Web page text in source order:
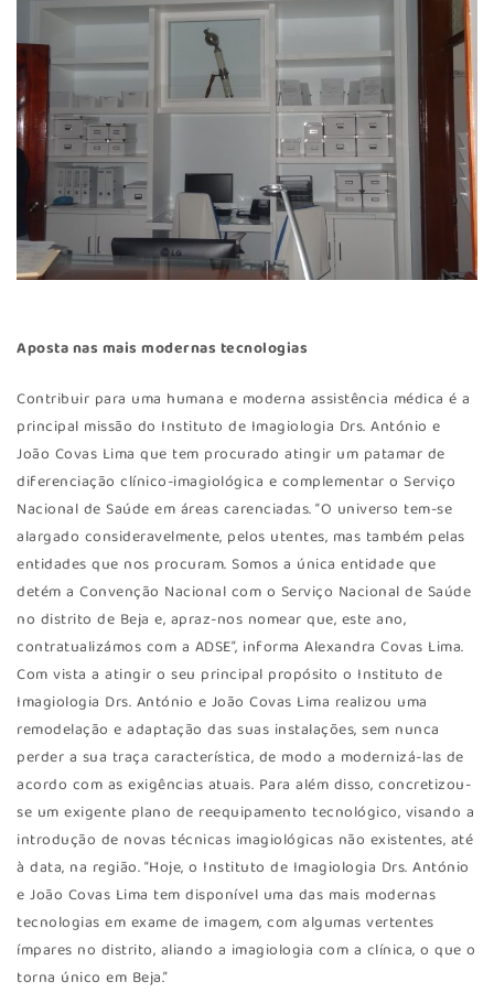
Aposta nas mais modernas tecnologias
Contribuir para uma humana e moderna assistência médica é a
principal missão do Instituto de Imagiologia Drs. António e
João Covas Lima que tem procurado atingir um patamar de
diferenciação clínico-imagiológica e complementar o Serviço
Nacional de Saúde em áreas carenciadas. “O universo tem-se
alargado consideravelmente, pelos utentes, mas também pelas
entidades que nos procuram. Somos a única entidade que
detém a Convenção Nacional com o Serviço Nacional de Saúde
no distrito de Beja e, apraz-nos nomear que, este ano,
contratualizámos com a ADSE”, informa Alexandra Covas Lima.
Com vista a atingir o seu principal propósito o Instituto de
Imagiologia Drs. António e João Covas Lima realizou uma
remodelação e adaptação das suas instalações, sem nunca
perder a sua traça característica, de modo a modernizá-las de
acordo com as exigências atuais. Para além disso, concretizou-
se um exigente plano de reequipamento tecnológico, visando a
introdução de novas técnicas imagiológicas não existentes, até
à data, na região. “Hoje, o Instituto de Imagiologia Drs. António
e João Covas Lima tem disponível uma das mais modernas
tecnologias em exame de imagem, com algumas vertentes
ímpares no distrito, aliando a imagiologia com a clínica, o que o
torna único em Beja.”